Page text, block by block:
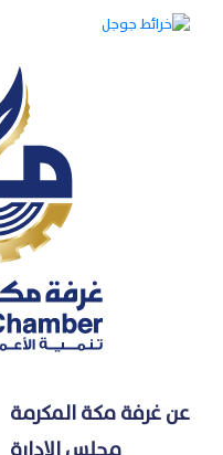
عن غرفة مكة المكرمة